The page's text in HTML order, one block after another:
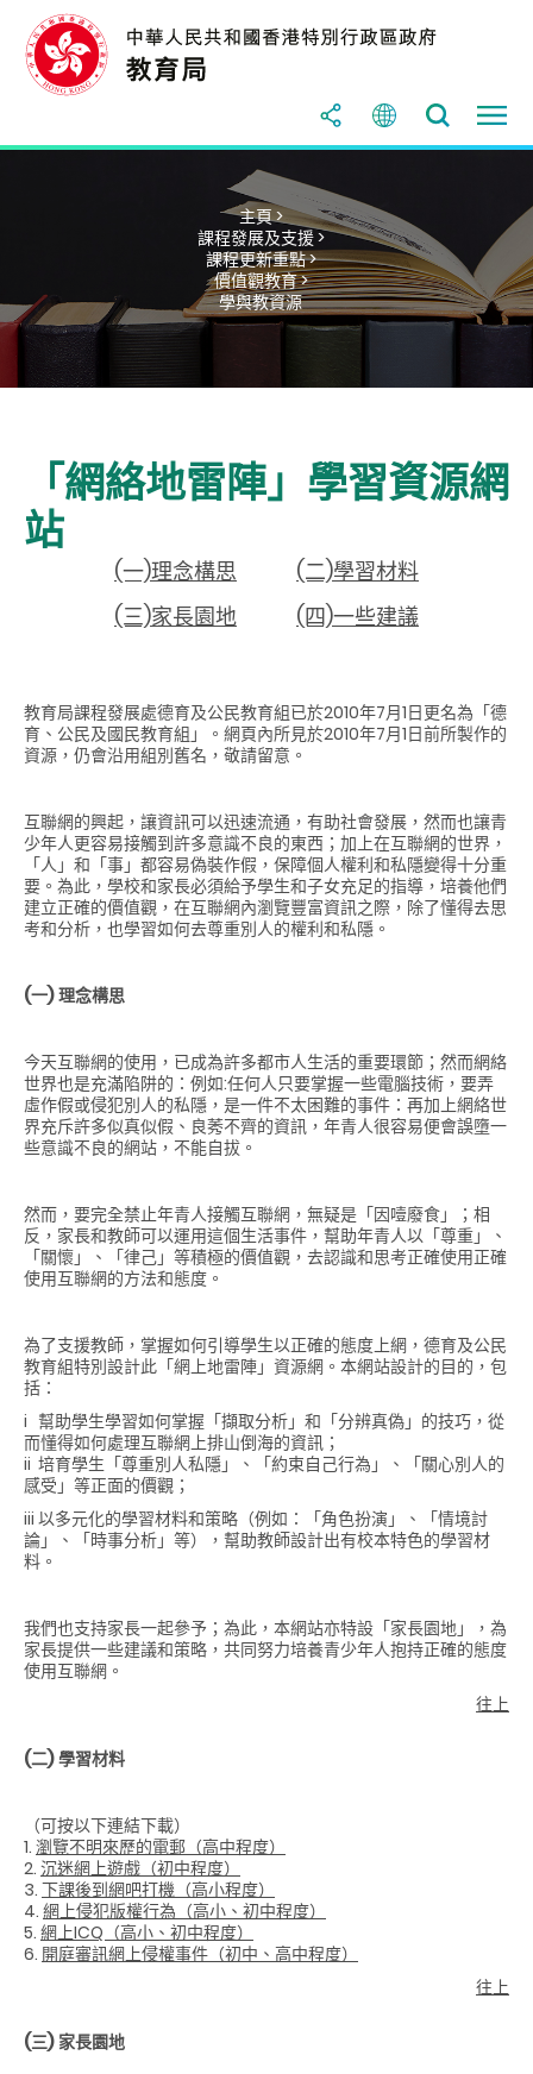
主頁 >
課程發展及支援 >
課程更新重點 >
價值觀教育 >
學與教資源
「網絡地雷陣」學習資源網
站
(一)理念構思
(二)學習材料
(三)家長園地
(四)一些建議
教育局課程發展處德育及公民教育組已於2010年7月1日更名為「德
育、公民及國民教育組」。網頁內所見於2010年7月1日前所製作的
資源，仍會沿用組別舊名，敬請留意。
互聯網的興起，讓資訊可以迅速流通，有助社會發展，然而也讓青
少年人更容易接觸到許多意識不良的東西；加上在互聯網的世界，
「人」和「事」都容易偽裝作假，保障個人權利和私隱變得十分重
要。為此，學校和家長必須給予學生和子女充足的指導，培養他們
建立正確的價值觀，在互聯網內瀏覽豐富資訊之際，除了懂得去思
考和分析，也學習如何去尊重別人的權利和私隱。
(一)理念構思
今天互聯網的使用，已成為許多都市人生活的重要環節；然而網絡
世界也是充滿陷阱的：例如:任何人只要掌握一些電腦技術，要弄
虛作假或侵犯別人的私隱，是一件不太困難的事件：再加上網絡世
界充斥許多似真似假、良莠不齊的資訊，年青人很容易便會誤墮一
些意識不良的網站，不能自拔。
然而，要完全禁止年青人接觸互聯網，無疑是「因噎廢食」；相
反，家長和教師可以運用這個生活事件，幫助年青人以「尊重」、
「關懷」、「律己」等積極的價值觀，去認識和思考正確使用正確
使用互聯網的方法和態度。
為了支援教師，掌握如何引導學生以正確的態度上網，德育及公民
教育組特別設計此「網上地雷陣」資源網。本網站設計的目的，包
括：
i 幫助學生學習如何掌握「擷取分析」和「分辨真偽」的技巧，從
而懂得如何處理互聯網上排山倒海的資訊；
ii 培育學生「尊重別人私隱」、「約束自己行為」、「關心別人的
感受」等正面的價觀；
iii 以多元化的學習材料和策略（例如：「角色扮演」、「情境討
論」、「時事分析」等），幫助教師設計出有校本特色的學習材
料。
我們也支持家長一起參予；為此，本網站亦特設「家長園地」，為
家長提供一些建議和策略，共同努力培養青少年人抱持正確的態度
使用互聯網。
往上
(二)學習材料
（可按以下連結下載）
1. 瀏覽不明來歷的電郵（高中程度）
2. 沉迷網上遊戲（初中程度）
3. 下課後到網吧打機（高小程度）
4. 網上侵犯版權行為（高小、初中程度）
5. 網上ICQ（高小、初中程度）
6. 開庭審訊網上侵權事件（初中、高中程度）
往上
(三) 家長園地